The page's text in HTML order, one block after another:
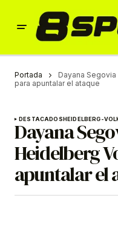
Portada
Dayana
para apuntalar el ataque
DESTACADOSHEIDELBERG-
Dayana
Heidelberg
apuntalar el